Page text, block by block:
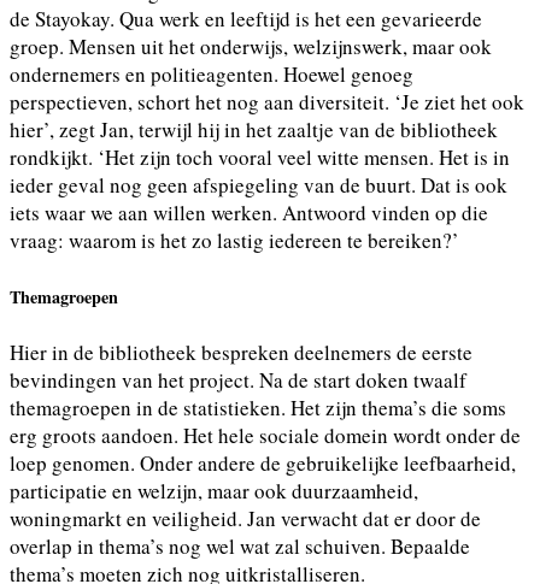
de Stayokay. Qua werk en leeftijd is het een gevarieerde
groep. Mensen uit het onderwijs, welzijnswerk, maar ook
ondernemers en politieagenten. Hoewel genoeg
perspectieven, schort het nog aan diversiteit. ‘Je ziet het ook
hier’, zegt Jan, terwijl hij in het zaaltje van de bibliotheek
rondkijkt. ‘Het zijn toch vooral veel witte mensen. Het is in
ieder geval nog geen afspiegeling van de buurt. Dat is ook
iets waar we aan willen werken. Antwoord vinden op die
vraag: waarom is het zo lastig iedereen te bereiken?’
Themagroepen
Hier in de bibliotheek bespreken deelnemers de eerste
bevindingen van het project. Na de start doken twaalf
themagroepen in de statistieken. Het zijn thema’s die soms
erg groots aandoen. Het hele sociale domein wordt onder de
loep genomen. Onder andere de gebruikelijke leefbaarheid,
participatie en welzijn, maar ook duurzaamheid,
woningmarkt en veiligheid. Jan verwacht dat er door de
overlap in thema’s nog wel wat zal schuiven. Bepaalde
thema’s moeten zich nog uitkristalliseren.